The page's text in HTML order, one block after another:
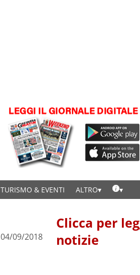
TURISMO & EVENTI ALTRO
04/09/2018
Clicca per
notizie